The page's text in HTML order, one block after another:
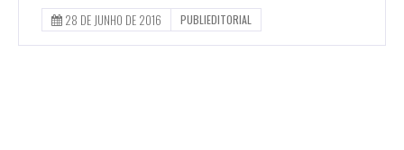
28 DE JUNHO DE 2016 PUBLIEDITORIAL